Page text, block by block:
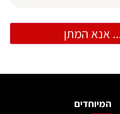
אנא המתן
המיוחדים